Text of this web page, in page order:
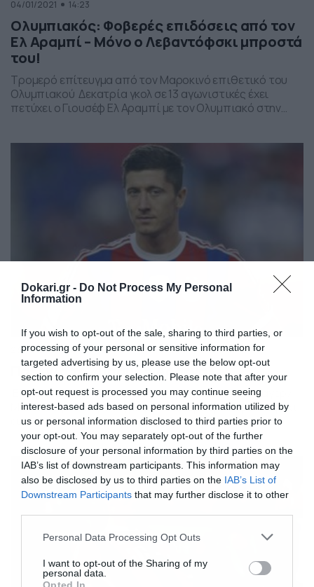
Dokari.gr - Do Not Process My Personal
Information
If you wish to opt-out of the sale, sharing to third parties, or
processing of your personal or sensitive information for
targeted advertising by us, please use the below opt-out
section to confirm your selection. Please note that after your
opt-out request is processed you may continue seeing
interest-based ads based on personal information utilized by
us or personal information disclosed to third parties prior to
your opt-out. You may separately opt-out of the further
disclosure of your personal information by third parties on the
IAB’s list of downstream participants. This information may
also be disclosed by us to third parties on the IAB’s List of
Downstream Participants that may further disclose it to other
Please note that this website/app uses one or more Google
not limited to your visit or usage behaviour. You may click to
grant or deny consent to Google and its third-party tags to
Personal Data Processing Opt Outs
I want to opt-out of the Sharing of my
personal data.
04/01/2021 14:23
Ολυμπιακός: Φοβερές επιδόσεις από τον
Ελ Αραμπί – Μόνο ο Λεβαντόφσκι μπροστά
του!
Τρομερό επίτευγμα από τον Μαροκινό επιθετικό του
Ολυμπιακού Δεκατρία γκολ σε 13 αγωνιστικές έχει
πετύχει ο Γιουσέφ Ελ Αραμπί με τον Ολυμπιακό στην
πρωταθλήματα της Ευρώπης (σύμφωνα με την
κατάταξη της UEFA), βρίσκεται μόνο ο Ρόμπερτ
23/07/2015 14:23
Πάει για το «μπαμ» η Άρσεναλ
Έτοιμη να καταθέσει επίσημη πρόταση στην Μπάγερν
Μονάχου για την μεταγραφή του Ρόμπερτ Λεβαντόφσκι
είναι η Άρσεναλ. Οι «κανονιέρηδες» βρίσκονται σε
αναζήτηση ενός ποδοσφαιριστή που θα ηγηθεί των
επιθετικών προσπαθειών του «συγκροτήματος» του
Αρσέν Βενγκέρ και πρώτος στόχος είναι ο
συμπατριώτης του Γάλλου τεχνικού, Καρίμ Μπενζεμά.
Ωστόσο, η περίπτωσή του μόνο εύκολη δεν μπορεί να […]